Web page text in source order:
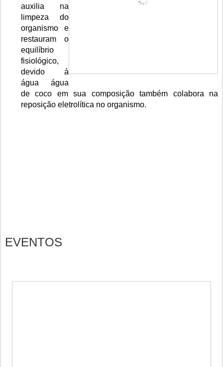
auxilia na
limpeza do
organismo e
restauram o
equilíbrio
fisiológico,
devido á
água água
de coco em sua composição também colabora na
reposição eletrolítica no organismo.
EVENTOS